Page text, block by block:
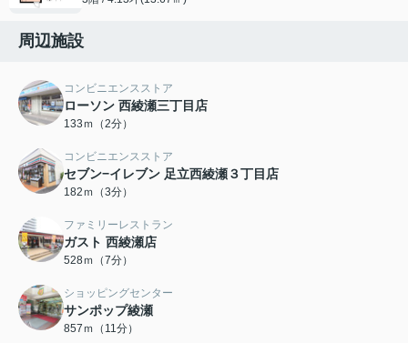
周辺施設
コンビニエンスストア
ローソン 西綾瀬三丁目店
133ｍ（2分）
コンビニエンスストア
セブン−イレブン 足立西綾瀬３丁目店
182ｍ（3分）
ファミリーレストラン
ガスト 西綾瀬店
528ｍ（7分）
ショッピングセンター
サンポップ綾瀬
857ｍ（11分）